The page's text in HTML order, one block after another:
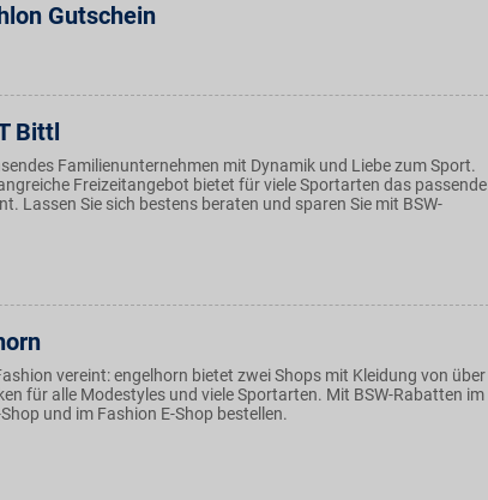
Gutschein
Bittl
Familienunternehmen mit Dynamik und Liebe zum Sport.
Freizeitangebot bietet für viele Sportarten das passende
Lassen Sie sich bestens beraten und sparen Sie mit BSW-
vereint: engelhorn bietet zwei Shops mit Kleidung von über
für alle Modestyles und viele Sportarten. Mit BSW-Rabatten im
und im Fashion E-Shop bestellen.